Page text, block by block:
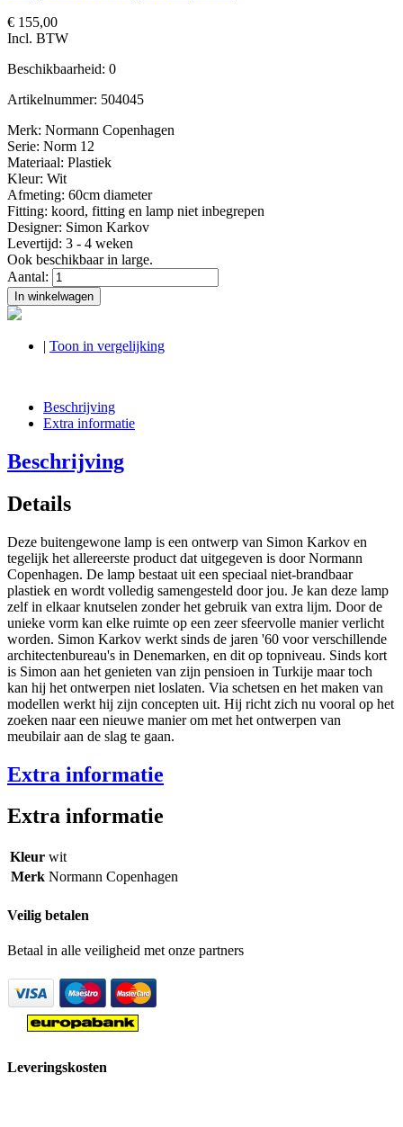
€ 155,00
Incl. BTW
Beschikbaarheid: 0
Artikelnummer: 504045
Merk: Normann Copenhagen
Serie: Norm 12
Materiaal: Plastiek
Kleur: Wit
Afmeting: 60cm diameter
Fitting: koord, fitting en lamp niet inbegrepen
Designer: Simon Karkov
Levertijd: 3 - 4 weken
Ook beschikbaar in large.
Aantal:
In winkelwagen
| Toon in vergelijking
Beschrijving
Extra informatie
Beschrijving
Details
Deze buitengewone lamp is een ontwerp van Simon Karkov en
tegelijk het allereerste product dat uitgegeven is door Normann
Copenhagen. De lamp bestaat uit een speciaal niet-brandbaar
plastiek en wordt volledig samengesteld door jou. Je kan deze lamp
zelf in elkaar knutselen zonder het gebruik van extra lijm. Door de
unieke vorm kan elke ruimte op een zeer sfeervolle manier verlicht
worden. Simon Karkov werkt sinds de jaren '60 voor verschillende
architectenbureau's in Denemarken, en dit op topniveau. Sinds kort
is Simon aan het genieten van zijn pensioen in Turkije maar toch
kan hij het ontwerpen niet loslaten. Via schetsen en het maken van
modellen werkt hij zijn concepten uit. Hij richt zich nu vooral op het
zoeken naar een nieuwe manier om met het ontwerpen van
meubilair aan de slag te gaan.
Extra informatie
Extra informatie
Kleur wit
Merk Normann Copenhagen
Veilig betalen
Betaal in alle veiligheid met onze partners
Leveringskosten